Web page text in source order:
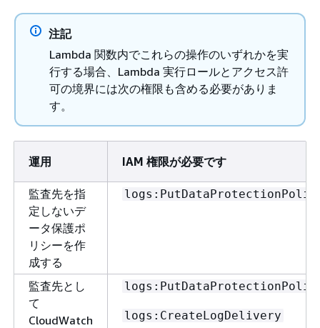
注記
Lambda 関数内でこれらの操作のいずれかを実
行する場合、Lambda 実行ロールとアクセス許
可の境界には次の権限も含める必要がありま
す。
運用 IAM 権限が必要です
監査先を指
定しないデ
ータ保護ポ
リシーを作
成する
監査先とし
て
CloudWatch
logs:CreateLogDelivery